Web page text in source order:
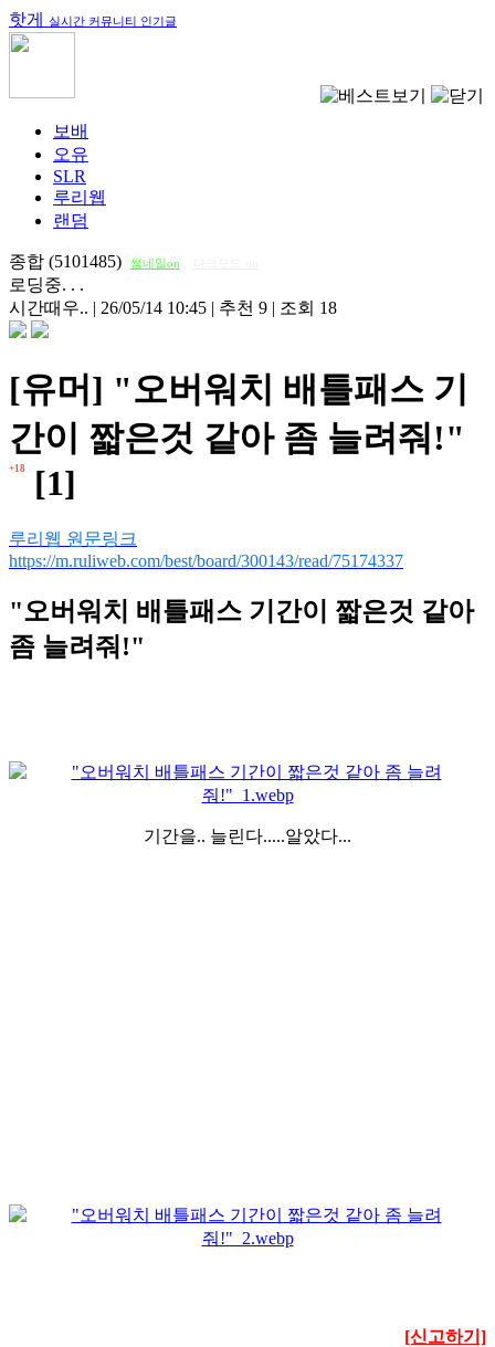
핫게 실시간 커뮤니티 인기글
보배
오유
SLR
루리웹
랜덤
종합 (5101485) 썸네일on
로딩중. . .
시간때우.. | 26/05/14 10:45 | 추천 9 | 조회 18
[유머] "오버워치 배틀패스 기
간이 짧은것 같아 좀 늘려줘!"
+18 [1]
루리웹 원문링크
https://m.ruliweb.com/best/board/300143/read/75174337
"오버워치 배틀패스 기간이 짧은것 같아
좀 늘려줘!"
기간을.. 늘린다.....알았다...
[신고하기]